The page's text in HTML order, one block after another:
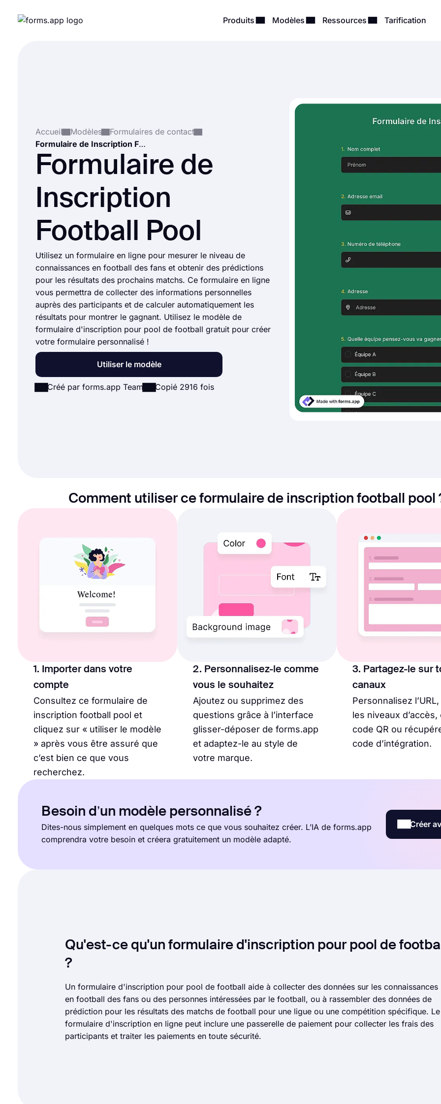
Produits Modèles Ressources Tarification
Accueil Modèles
Formulaires de contact
Formulaire de Inscription Football Pool
Formulaire de
Inscription
Football Pool
Utilisez un formulaire en ligne pour mesurer le niveau de
connaissances en football des fans et obtenir des prédictions
pour les résultats des prochains matchs. Ce formulaire en ligne
vous permettra de collecter des informations personnelles
auprès des participants et de calculer automatiquement les
résultats pour montrer le gagnant. Utilisez le modèle de
formulaire d'inscription pour pool de football gratuit pour créer
votre formulaire personnalisé !
Utiliser le modèle
Créé par forms.app Team Copié 2916 fois
Comment utiliser ce formulaire de inscription football pool
1. Importer dans votre
compte
Consultez ce formulaire de
inscription football pool et
cliquez sur « utiliser le modèle
» après vous être assuré que
c’est bien ce que vous
recherchez.
2. Personnalisez-le comme
vous le souhaitez
Ajoutez ou supprimez des
questions grâce à l’interface
glisser-déposer de forms.app
et adaptez-le au style de
votre marque.
3. Partagez-le sur
canaux
Personnalisez
les niveaux
code QR ou
code d’intégration.
Besoin d’un modèle personnalisé ?
Dites-nous simplement en quelques mots ce que vous souhaitez créer. L’IA de forms.app
comprendra votre besoin et créera gratuitement un modèle adapté.
Créer
Qu'est-ce qu'un formulaire d'inscription pour pool de
?
Un formulaire d'inscription pour pool de football aide à collecter des données sur les connaissances
en football des fans ou des personnes intéressées par le football, ou à rassembler des données de
prédiction pour les résultats des matchs de football pour une ligue ou une compétition spécifique. Le
formulaire d'inscription en ligne peut inclure une passerelle de paiement pour collecter les frais des
participants et traiter les paiements en toute sécurité.